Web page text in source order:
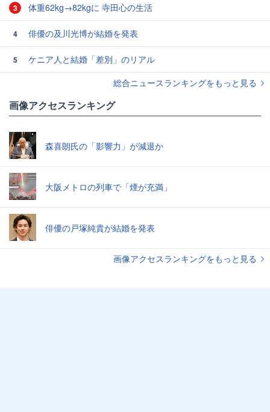
3 体重62kg→82kgに 寺田心の生活
4 俳優の及川光博が結婚を発表
5
ケニア人と結婚「差別」のリアル
総合ニュースランキングをもっと見る
画像アクセスランキング
森喜朗氏の「影響力」が減退か
大阪メトロの列車で「煙が充満」
俳優の戸塚純貴が結婚を発表
画像アクセスランキングをもっと見る